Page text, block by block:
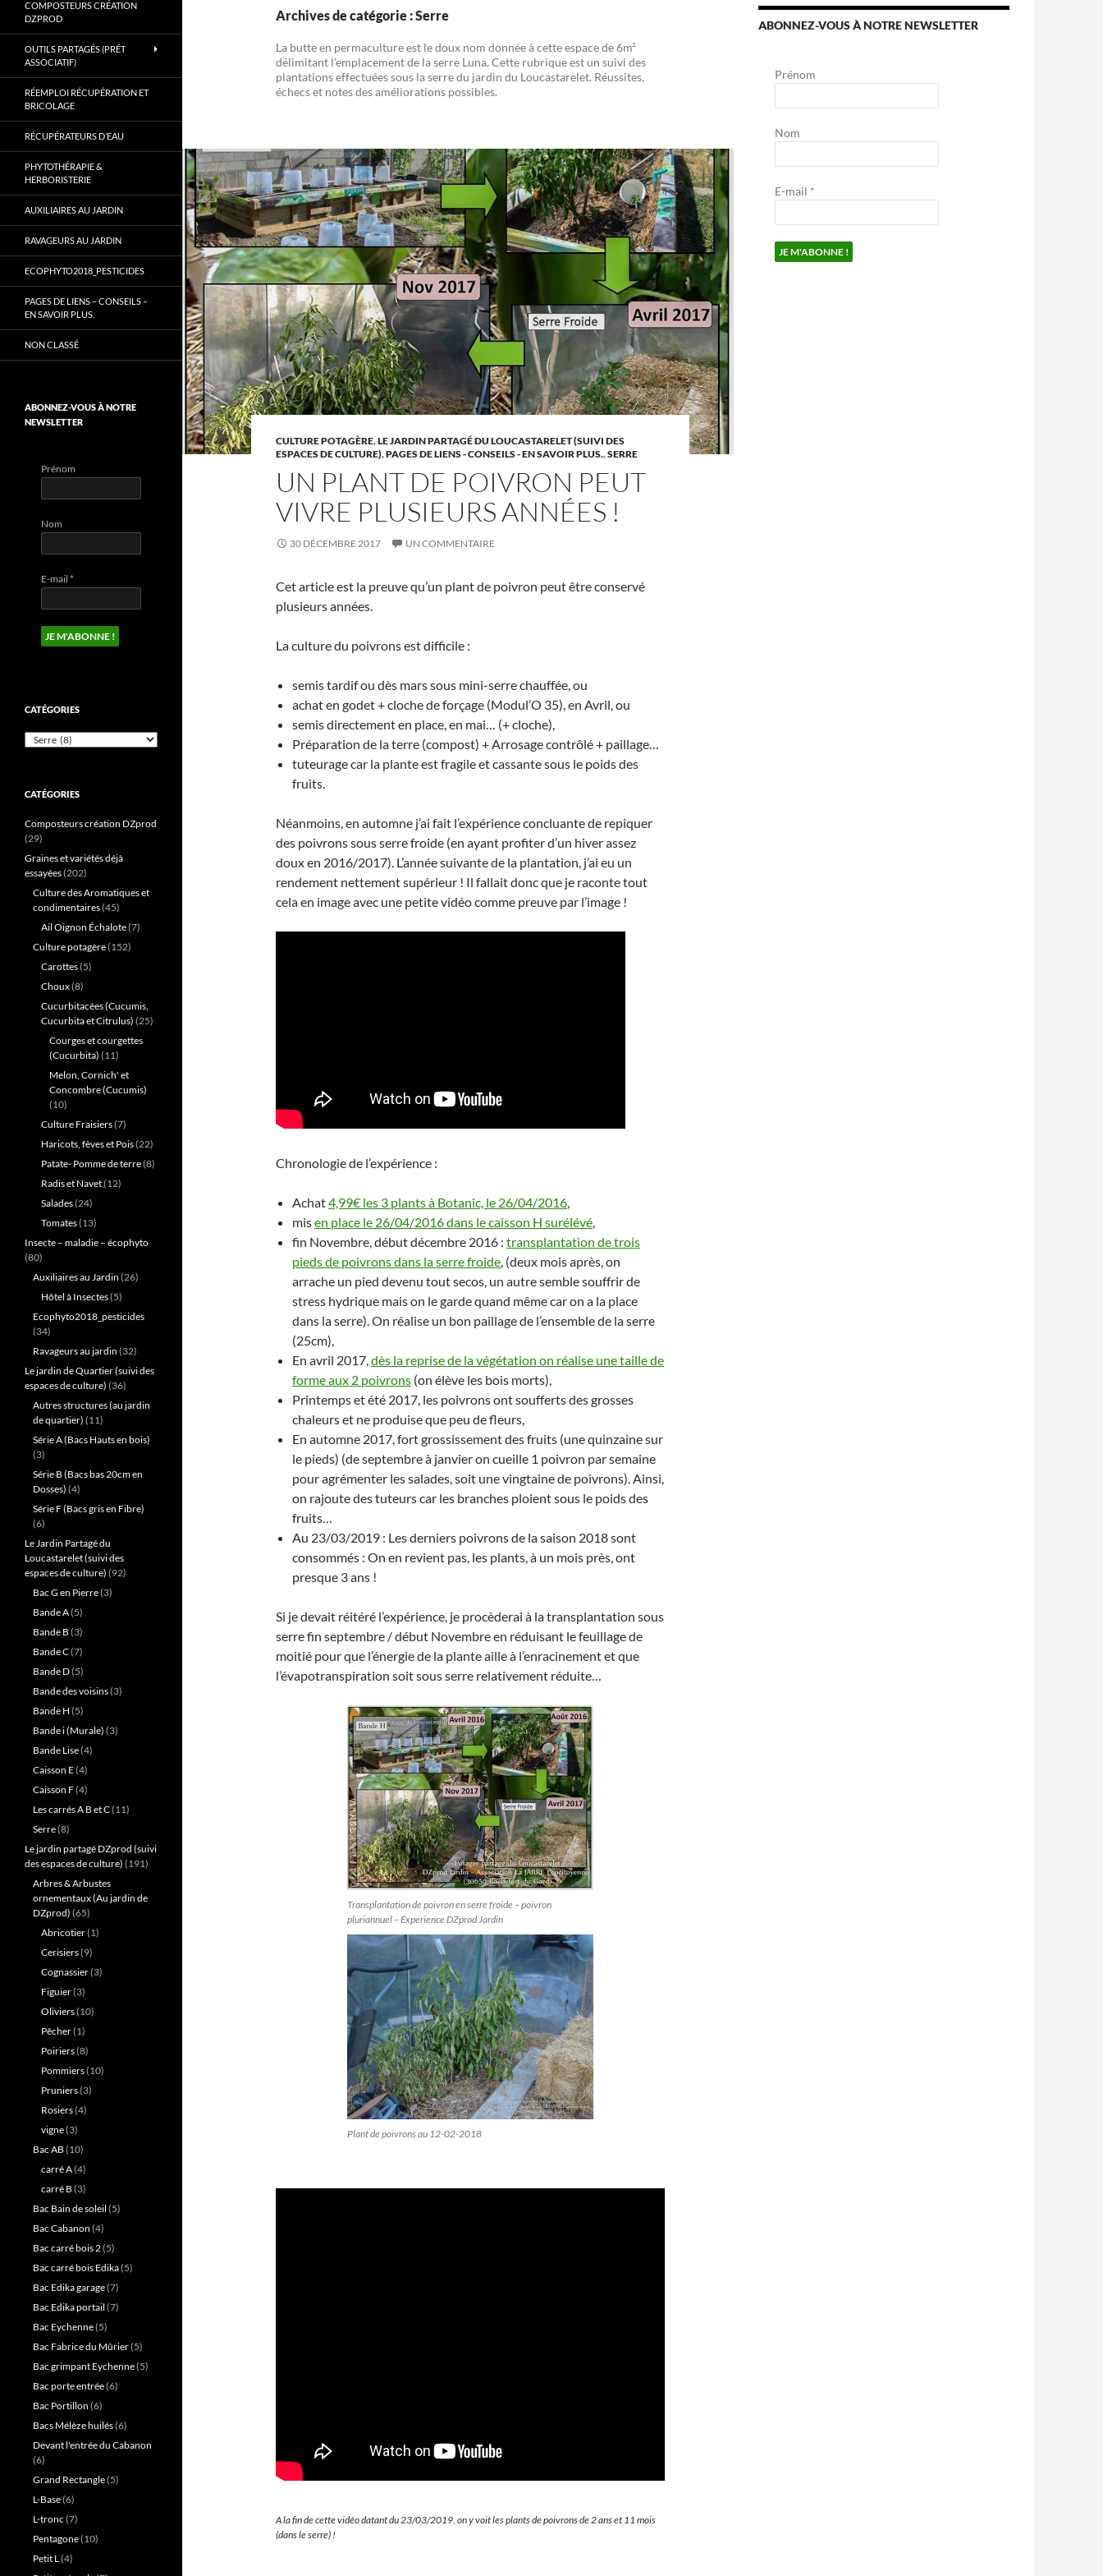
Archives de catégorie : Serre
La butte en permaculture est le doux nom donnée à cette espace de 6m²
délimitant l’emplacement de la serre Luna. Cette rubrique est un suivi des
plantations effectuées sous la serre du jardin du Loucastarelet. Réussites,
échecs et notes des améliorations possibles.
CULTURE POTAGÈRE,LE JARDIN PARTAGÉ DU LOUCASTARELET (SUIVI DES
ESPACES DE CULTURE),PAGES DE LIENS - CONSEILS - EN SAVOIR PLUS.,SERRE
UN PLANT DE POIVRON PEUT
VIVRE PLUSIEURS ANNÉES !
30 DÉCEMBRE 2017 UN COMMENTAIRE
Cet article est la preuve qu’un plant de poivron peut être conservé
plusieurs années.
La culture du poivrons est difficile :
semis tardif ou dès mars sous mini-serre chauffée, ou
achat en godet + cloche de forçage (Modul’O 35), en Avril, ou
semis directement en place, en mai… (+ cloche),
Préparation de la terre (compost) + Arrosage contrôlé + paillage…
tuteurage car la plante est fragile et cassante sous le poids des
fruits.
Néanmoins, en automne j’ai fait l’expérience concluante de repiquer
des poivrons sous serre froide (en ayant profiter d’un hiver assez
doux en 2016/2017). L’année suivante de la plantation, j’ai eu un
rendement nettement supérieur ! Il fallait donc que je raconte tout
cela en image avec une petite vidéo comme preuve par l’image !
Chronologie de l’expérience :
Achat4,99€ les 3 plants à Botanic, le 26/04/2016,
misen place le 26/04/2016 dans le caisson H surélévé,
fin Novembre, début décembre 2016 : transplantation de trois
pieds de poivrons dans la serre froide, (deux mois après, on
arrache un pied devenu tout secos, un autre semble souffrir de
stress hydrique mais on le garde quand même car on a la place
dans la serre). On réalise un bon paillage de l’ensemble de la serre
(25cm),
En avril 2017,dès la reprise de la végétation on réalise une taille de
forme aux 2 poivrons (on élève les bois morts),
Printemps et été 2017, les poivrons ont soufferts des grosses
chaleurs et ne produise que peu de fleurs,
En automne 2017, fort grossissement des fruits (une quinzaine sur
le pieds) (de septembre à janvier on cueille 1 poivron par semaine
pour agrémenter les salades, soit une vingtaine de poivrons). Ainsi,
on rajoute des tuteurs car les branches ploient sous le poids des
fruits…
Au 23/03/2019 : Les derniers poivrons de la saison 2018 sont
consommés : On en revient pas, les plants, à un mois près, ont
presque 3 ans !
Si je devait réitéré l’expérience, je procèderai à la transplantation sous
serre fin septembre / début Novembre en réduisant le feuillage de
moitié pour que l’énergie de la plante aille à l’enracinement et que
l’évapotranspiration soit sous serre relativement réduite…
Transplantation de poivron en serre froide – poivron
pluriannuel – Experience DZprod Jardin
Plant de poivrons au 12-02-2018
A la fin de cette vidéo datant du 23/03/2019, on y voit les plants de poivrons de 2 ans et 11 mois
(dans le serre) !
ABONNEZ-VOUS À NOTRE NEWSLETTER
Prénom
Nom
E-mail *
Gard.
COMPOSTEURS CRÉATION
DZPROD
OUTILS PARTAGÉS (PRÊT
ASSOCIATIF)
RÉEMPLOI RÉCUPÉRATION ET
BRICOLAGE
RÉCUPÉRATEURS D’EAU
PHYTOTHÉRAPIE &
HERBORISTERIE
AUXILIAIRES AU JARDIN
RAVAGEURS AU JARDIN
ECOPHYTO2018_PESTICIDES
PAGES DE LIENS – CONSEILS –
EN SAVOIR PLUS.
NON CLASSÉ
ABONNEZ-VOUS À NOTRE
NEWSLETTER
Prénom
Nom
E-mail *
CATÉGORIES
Catégories
CATÉGORIES
Composteurs création DZprod
(29)
Graines et variétés déjà
essayées(202)
Culture des Aromatiques et
condimentaires(45)
Ail Oignon Échalote(7)
Culture potagère(152)
Carottes(5)
Choux(8)
Cucurbitacées (Cucumis,
Cucurbita et Citrulus) (25)
Courges et courgettes
(Cucurbita) (11)
Melon, Cornich' et
Concombre (Cucumis)
(10)
Culture Fraisiers(7)
Haricots, fèves et Pois(22)
Patate- Pomme de terre(8)
Radis et Navet(12)
Salades(24)
Tomates(13)
Insecte – maladie – écophyto
(80)
Auxiliaires au Jardin (26)
Hôtel à Insectes(5)
Ecophyto2018_pesticides
(34)
Ravageurs au jardin (32)
Le jardin de Quartier (suivi des
espaces de culture) (36)
Autres structures (au jardin
de quartier) (11)
Série A (Bacs Hauts en bois)
(3)
Série B (Bacs bas 20cm en
Dosses) (4)
Série F (Bacs gris en Fibre)
(6)
Le Jardin Partagé du
Loucastarelet (suivi des
espaces de culture) (92)
Bac G en Pierre(3)
Bande A(5)
Bande B (3)
Bande C(7)
Bande D(5)
Bande des voisins(3)
Bande H (5)
Bande i (Murale) (3)
Bande Lise(4)
Caisson E(4)
Caisson F(4)
Les carrés A B et C(11)
Serre(8)
Le jardin partagé DZprod (suivi
des espaces de culture) (191)
Arbres & Arbustes
ornementaux (Au jardin de
DZprod) (65)
Abricotier(1)
Cerisiers(9)
Cognassier(3)
Figuier(3)
Oliviers(10)
Pêcher(1)
Poiriers(8)
Pommiers(10)
Pruniers(3)
Rosiers(4)
vigne(3)
Bac AB (10)
carré A(4)
carré B (3)
Bac Bain de soleil (5)
Bac Cabanon (4)
Bac carré bois 2(5)
Bac carré bois Edika(5)
Bac Edika garage(7)
Bac Edika portail (7)
Bac Eychenne(5)
Bac Fabrice du Mûrier(5)
Bac grimpant Eychenne(5)
Bac porte entrée(6)
Bac Portillon (6)
Bacs Mélèze huilés(6)
Devant l'entrée du Cabanon
(6)
Grand Rectangle(5)
L-Base(6)
L-tronc (7)
Pentagone(10)
Petit L(4)